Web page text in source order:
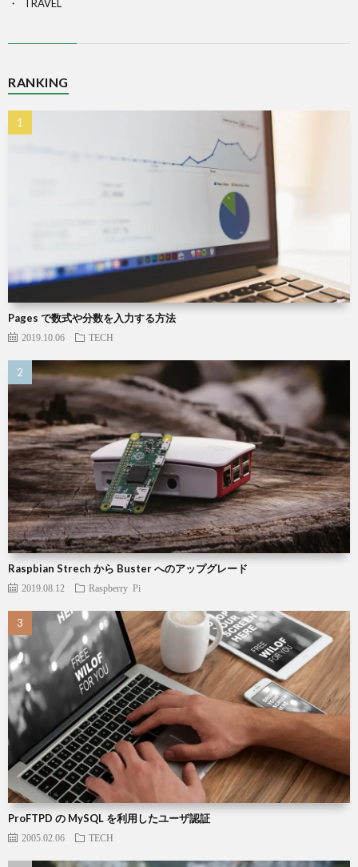
TRAVEL
RANKING
Pages で数式や分数を入力する方法
2019.10.06 TECH
Raspbian Strech から Buster へのアップグレード
2019.08.12 Raspberry Pi
ProFTPD の MySQL を利用したユーザ認証
2005.02.06 TECH